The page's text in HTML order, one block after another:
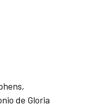
de Gloria